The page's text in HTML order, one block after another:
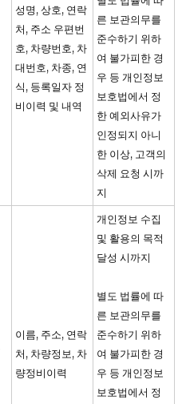
성명, 상호, 연락
처, 주소 우편번
호, 차량번호, 차
대번호, 차종, 연
식, 등록일자 정
비이력 및 내역
른 보관의무를
준수하기 위하
여 불가피한 경
우 등 개인정보
보호법에서 정
한 예외사유가
인정되지 아니
한 이상, 고객의
삭제 요청 시까
지
이름, 주소, 연락
처, 차량정보, 차
량정비이력
개인정보 수집
및 활용의 목적
달성 시까지
별도 법률에 따
른 보관의무를
준수하기 위하
여 불가피한 경
우 등 개인정보
보호법에서 정